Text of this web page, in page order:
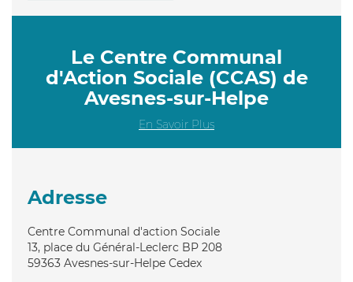
Le Centre Communal
d'Action Sociale (CCAS) de
Avesnes-sur-Helpe
En Savoir Plus
Adresse
Centre Communal d'action Sociale
13, place du Général-Leclerc BP 208
59363 Avesnes-sur-Helpe Cedex